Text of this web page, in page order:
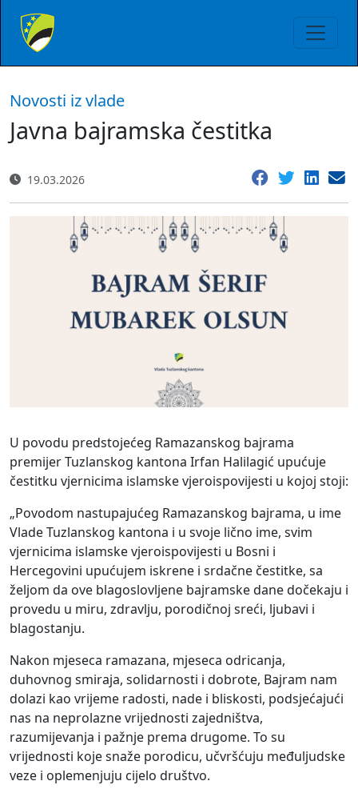
Novosti iz vlade
Javna bajramska čestitka
19.03.2026
U povodu predstojećeg Ramazanskog bajrama
premijer Tuzlanskog kantona Irfan Halilagić upućuje
čestitku vjernicima islamske vjeroispovijesti u kojoj stoji:
„Povodom nastupajućeg Ramazanskog bajrama, u ime
Vlade Tuzlanskog kantona i u svoje lično ime, svim
vjernicima islamske vjeroispovijesti u Bosni i
Hercegovini upućujem iskrene i srdačne čestitke, sa
željom da ove blagoslovljene bajramske dane dočekaju i
provedu u miru, zdravlju, porodičnoj sreći, ljubavi i
blagostanju.
Nakon mjeseca ramazana, mjeseca odricanja,
duhovnog smiraja, solidarnosti i dobrote, Bajram nam
dolazi kao vrijeme radosti, nade i bliskosti, podsjećajući
nas na neprolazne vrijednosti zajedništva,
razumijevanja i pažnje prema drugome. To su
vrijednosti koje snaže porodicu, učvršćuju međuljudske
veze i oplemenjuju cijelo društvo.